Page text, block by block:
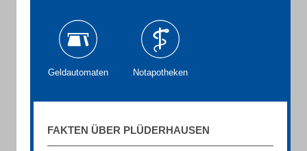
Geldautomaten Notapotheken
FAKTEN ÜBER PLÜDERHAUSEN